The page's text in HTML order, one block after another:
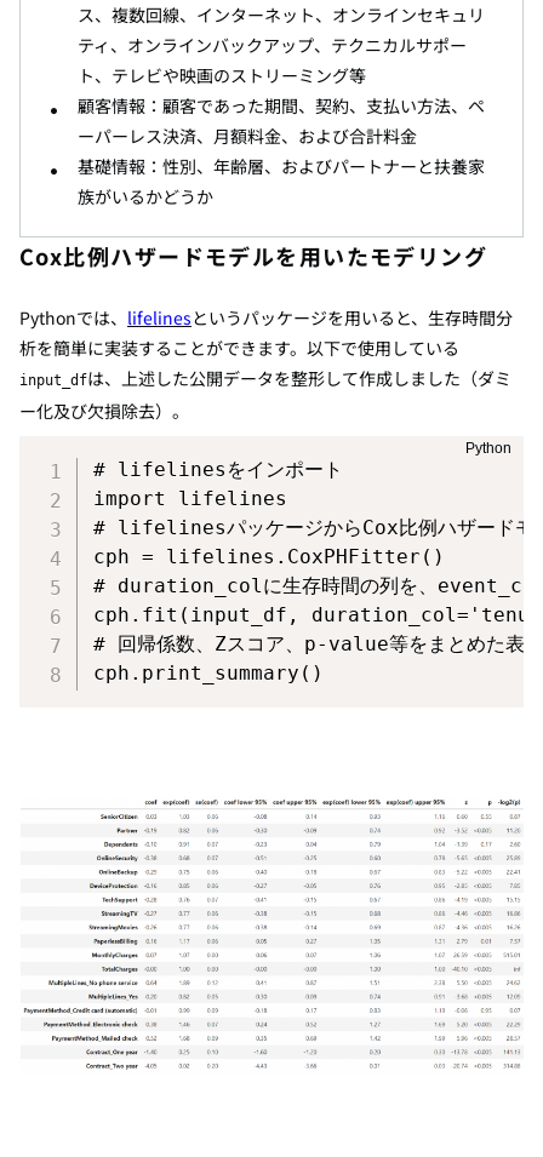
ス、複数回線、インターネット、オンラインセキュリ
ティ、オンラインバックアップ、テクニカルサポー
ト、テレビや映画のストリーミング等
顧客情報：顧客であった期間、契約、支払い方法、ペ
ーパーレス決済、月額料金、および合計料金
基礎情報：性別、年齢層、およびパートナーと扶養家
族がいるかどうか
Cox比例ハザードモデルを用いたモデリング
Pythonでは、 lifelinesというパッケージを用いると、生存時間分
析を簡単に実装することができます。以下で使用している
input_dfは、上述した公開データを整形して作成しました（ダミ
ー化及び欠損除去）。
# lifelinesをインポート
import
# lifelinesパッケージからCox比例ハザードモ
cph = lifelines . CoxPHFitter ( )
# duration_colに生存時間の列を、event_col
cph . fit ( input_df , duration_col=
# 回帰係数、Zスコア、p-value等をまとめた表
cph . print_summary ( )